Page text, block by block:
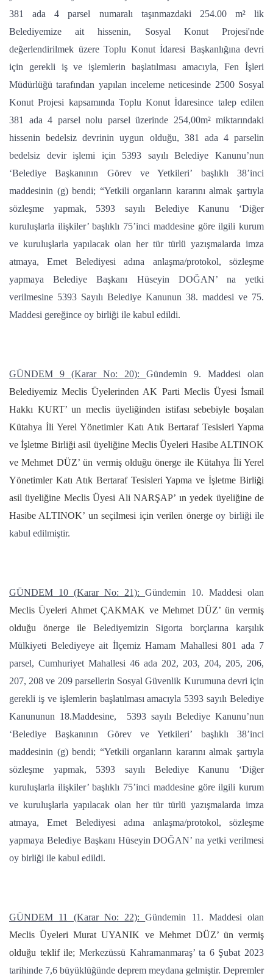
381 ada 4 parsel numaralı taşınmazdaki 254.00 m² lik
Belediyemize ait hissenin, Sosyal Konut Projesi'nde
değerlendirilmek üzere Toplu Konut İdaresi Başkanlığına devri
için gerekli iş ve işlemlerin başlatılması amacıyla, Fen İşleri
Müdürlüğü tarafından yapılan inceleme neticesinde 2500 Sosyal
Konut Projesi kapsamında Toplu Konut İdaresince talep edilen
381 ada 4 parsel nolu parsel üzerinde 254,00m² miktarındaki
hissenin bedelsiz devrinin uygun olduğu, 381 ada 4 parselin
bedelsiz devir işlemi için 5393 sayılı Belediye Kanunu’nun
‘Belediye Başkanının Görev ve Yetkileri’ başlıklı 38’inci
maddesinin (g) bendi; “Yetkili organların kararını almak şartıyla
sözleşme yapmak, 5393 sayılı Belediye Kanunu ‘Diğer
kuruluşlarla ilişkiler’ başlıklı 75’inci maddesine göre ilgili kurum
ve kuruluşlarla yapılacak olan her tür türlü yazışmalarda imza
atmaya, Emet Belediyesi adına anlaşma/protokol, sözleşme
yapmaya Belediye Başkanı Hüseyin DOĞAN’ na yetki
verilmesine 5393 Sayılı Belediye Kanunun 38. maddesi ve 75.
Maddesi gereğince oy birliği ile kabul edildi.
GÜNDEM 9 (Karar No: 20): Gündemin 9. Maddesi olan
Belediyemiz Meclis Üyelerinden AK Parti Meclis Üyesi İsmail
Hakkı KURT’ un meclis üyeliğinden istifası sebebiyle boşalan
Kütahya İli Yerel Yönetimler Katı Atık Bertaraf Tesisleri Yapma
ve İşletme Birliği asil üyeliğine Meclis Üyeleri Hasibe ALTINOK
ve Mehmet DÜZ’ ün vermiş olduğu önerge ile Kütahya İli Yerel
Yönetimler Katı Atık Bertaraf Tesisleri Yapma ve İşletme Birliği
asil üyeliğine Meclis Üyesi Ali NARŞAP’ ın yedek üyeliğine de
Hasibe ALTINOK’ un seçilmesi için verilen önergeoy birliği ile
kabul edilmiştir.
GÜNDEM 10 (Karar No: 21): Gündemin 10. Maddesi olan
Meclis Üyeleri Ahmet ÇAKMAK ve Mehmet DÜZ’ ün vermiş
olduğu önerge ile Belediyemizin Sigorta borçlarına karşılık
Mülkiyeti Belediyeye ait İlçemiz Hamam Mahallesi 801 ada 7
parsel, Cumhuriyet Mahallesi 46 ada 202, 203, 204, 205, 206,
207, 208 ve 209 parsellerin Sosyal Güvenlik Kurumuna devri için
gerekli iş ve işlemlerin başlatılması amacıyla 5393 sayılı Belediye
Kanununun 18.Maddesine, 5393 sayılı Belediye Kanunu’nun
‘Belediye Başkanının Görev ve Yetkileri’ başlıklı 38’inci
maddesinin (g) bendi; “Yetkili organların kararını almak şartıyla
sözleşme yapmak, 5393 sayılı Belediye Kanunu ‘Diğer
kuruluşlarla ilişkiler’ başlıklı 75’inci maddesine göre ilgili kurum
ve kuruluşlarla yapılacak olan her tür türlü yazışmalarda imza
atmaya, Emet Belediyesi adına anlaşma/protokol, sözleşme
yapmaya Belediye Başkanı Hüseyin DOĞAN’ na yetki verilmesi
oy birliği ile kabul edildi.
GÜNDEM 11 (Karar No: 22):Gündemin 11. Maddesi olan
Meclis Üyeleri Murat UYANIK ve Mehmet DÜZ’ ün vermiş
olduğu teklif ile; Merkezüssü Kahramanmaraş’ ta 6 Şubat 2023
tarihinde 7,6 büyüklüğünde deprem meydana gelmiştir. Depremler